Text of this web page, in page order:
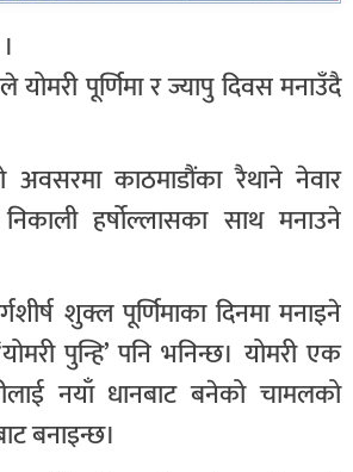
पूर्णिमा र ज्यापु दिवस मनाउँदै
काठमाडौंका रैथाने नेवार
हर्षोल्लासका साथ मनाउने
शुक्ल पूर्णिमाका दिनमा मनाइने
पुन्हि’ पनि भनिन्छ। योमरी एक
नयाँ धानबाट बनेको चामलको
बनाइन्छ।